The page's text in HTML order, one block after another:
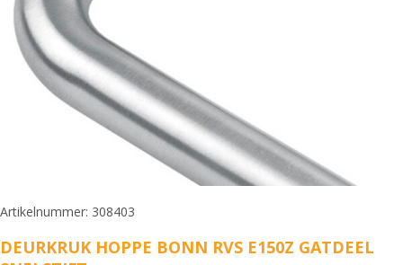
Artikelnummer: 308403
DEURKRUK HOPPE BONN RVS E150Z GATDEEL